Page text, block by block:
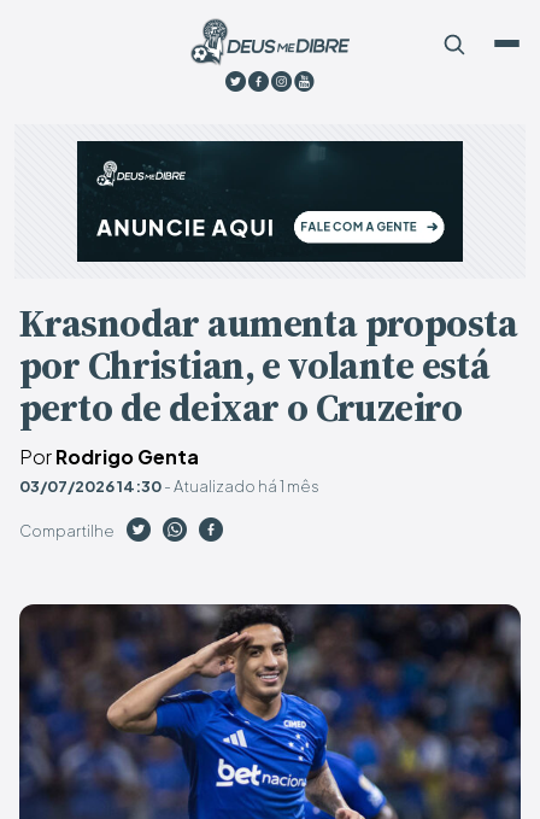
Krasnodar aumenta proposta
por Christian, e volante está
perto de deixar o Cruzeiro
PorRodrigo Genta
03/07/2026 14:30- Atualizado há 1 mês
Compartilhe